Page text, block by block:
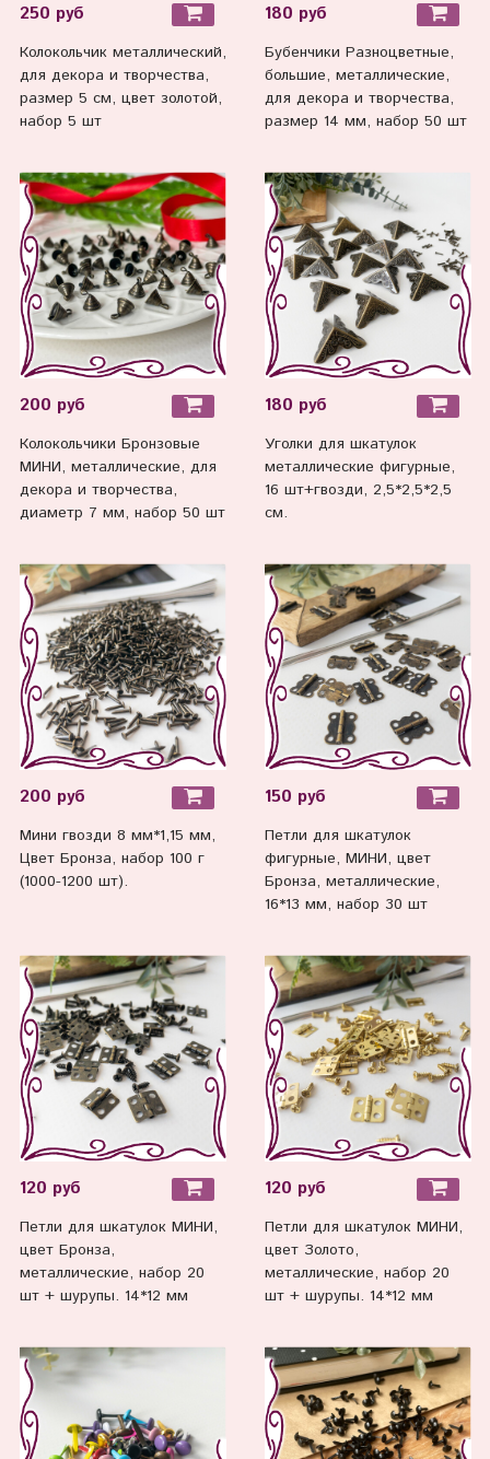
250 руб
Колокольчик металлический,
для декора и творчества,
размер 5 см, цвет золотой,
набор 5 шт
180 руб
Бубенчики Разноцветные,
большие, металлические,
для декора и творчества,
размер 14 мм, набор 50 шт
200 руб
Колокольчики Бронзовые
МИНИ, металлические, для
декора и творчества,
диаметр 7 мм, набор 50 шт
180 руб
Уголки для шкатулок
металлические фигурные,
16 шт+гвозди, 2,5*2,5*2,5
см.
200 руб
Мини гвозди 8 мм*1,15 мм,
Цвет Бронза, набор 100 г
(1000-1200 шт).
150 руб
Петли для шкатулок
фигурные, МИНИ, цвет
Бронза, металлические,
16*13 мм, набор 30 шт
120 руб
Петли для шкатулок МИНИ,
цвет Бронза,
металлические, набор 20
шт + шурупы. 14*12 мм
120 руб
Петли для шкатулок МИНИ,
цвет Золото,
металлические, набор 20
шт + шурупы. 14*12 мм